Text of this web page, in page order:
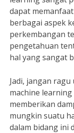
dapat
berbagai aspek
perkembangan
pengetahuan
hal yang sangat
Jadi, jangan
machine
memberikan
mungkin suatu
dalam bidang ini